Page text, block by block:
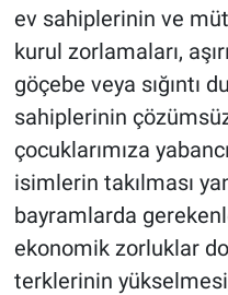
ev sahiplerinin ve
kurul zorlamaları,
göçebe veya sığıntı
sahiplerinin
çocuklarımıza
isimlerin takılması
bayramlarda
ekonomik zorluklar
terklerinin